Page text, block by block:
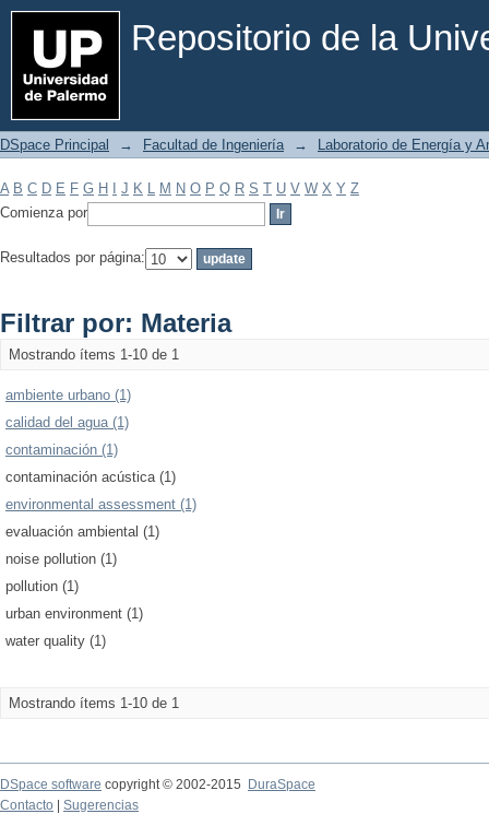
Repositorio de la
Filtrar por: Materia
DSpace Principal → Facultad de Ingeniería → Laboratorio de Energía y
A B C D E F G H J K L M N O P Q R S T U V W X Y Z
Comienza por
Resultados por página:
Filtrar por: Materia
Mostrando ítems 1-10 de 1
ambiente urbano (1)
calidad del agua (1)
contaminación (1)
contaminación acústica (1)
environmental assessment (1)
evaluación ambiental (1)
noise pollution (1)
pollution (1)
urban environment (1)
water quality (1)
Mostrando ítems 1-10 de 1
DSpace software copyright © 2002-2015
DuraSpace
Contacto
Sugerencias